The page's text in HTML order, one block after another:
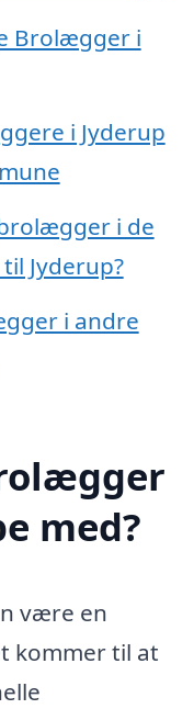
Brolægger i
i Jyderup
i de
Jyderup?
i andre
med?
være en
kommer til at